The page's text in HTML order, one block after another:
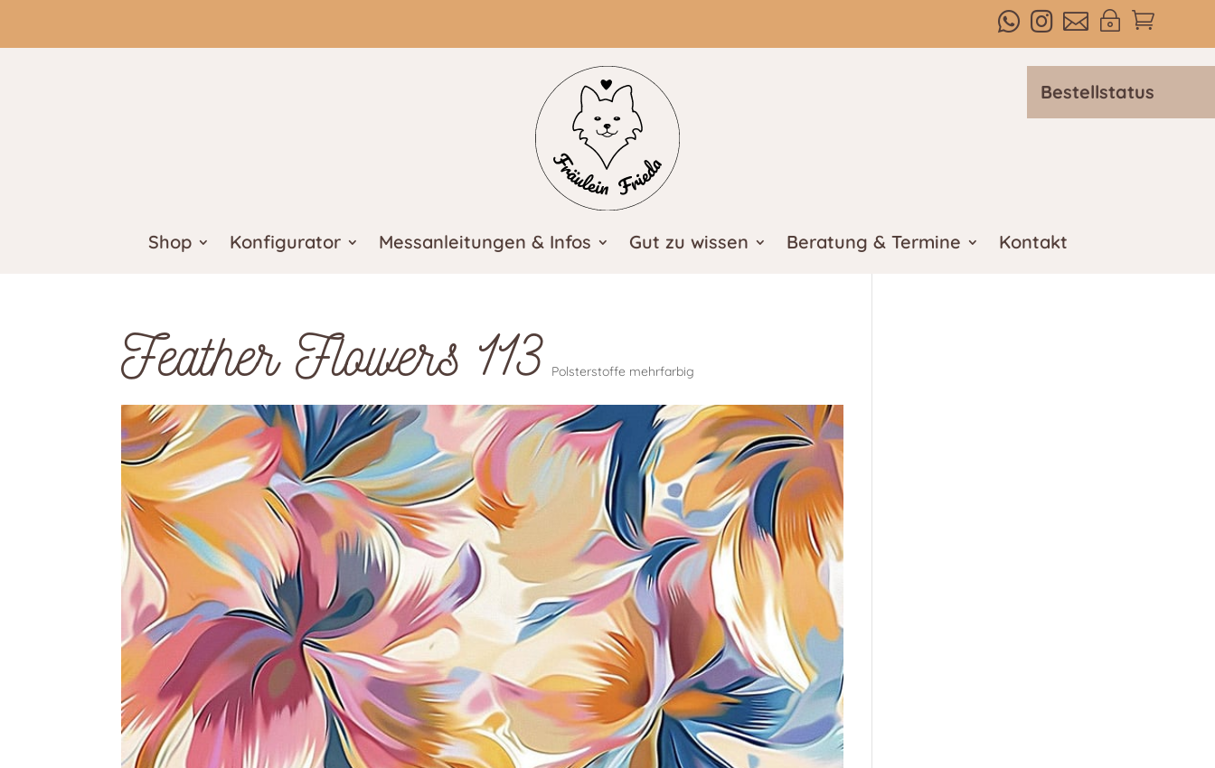

~



Bestellstatus
Shop Konfigurator Messanleitungen & Infos Gut zu wissen Beratung & Termine Kontakt
Feather Flowers 113 Polsterstoffe mehrfarbig